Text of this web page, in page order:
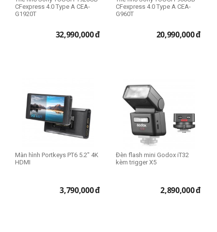
CFexpress 4.0 Type A CEA-
G1920T
32,990,000đ
CFexpress 4.0 Type A CEA-
G960T
20,990,000đ
Màn hình Portkeys PT6 5.2" 4K
HDMI
3,790,000đ
Đèn flash mini Godox iT32
kèm trigger X5
2,890,000đ